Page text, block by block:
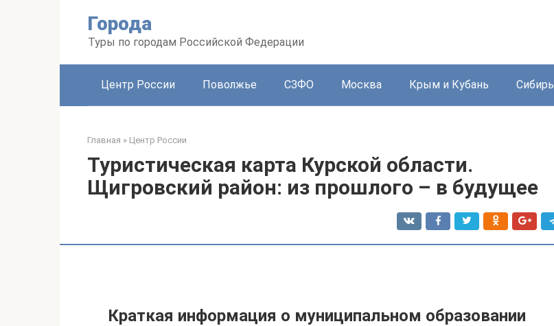
Города
Туры по городам Российской Федерации
Центр России Поволжье СЗФО Москва Крым и Кубань Сибирь
Главная » Центр России
Туристическая карта Курской области.
Щигровский район: из прошлого – в будущее
Краткая информация о муниципальном образовании